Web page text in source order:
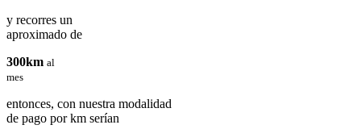
y recorres un
aproximado de
300km al
mes
entonces, con nuestra modalidad
de pago por km serían